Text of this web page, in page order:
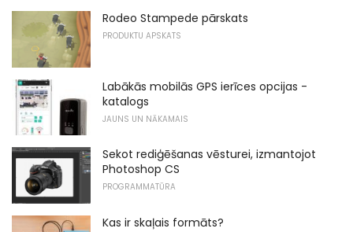
Rodeo Stampede pārskats
PRODUKTU APSKATS
Labākās mobilās GPS ierīces opcijas -
katalogs
JAUNS UN NĀKAMAIS
Sekot rediģēšanas vēsturei, izmantojot
Photoshop CS
PROGRAMMATŪRA
Kas ir skaļais formāts?